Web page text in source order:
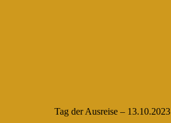
Tag der Ausreise – 13.10.2023